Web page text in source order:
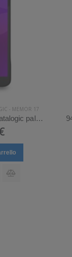
- MEMOR 17
944950003 - Terminale Datalogic palmare modello Memor 17